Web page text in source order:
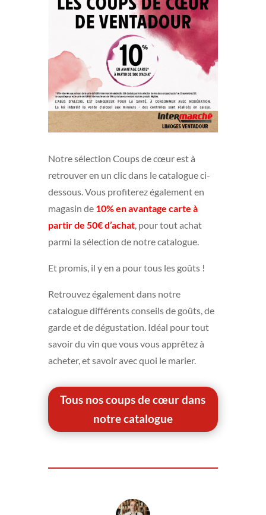
Notre sélection Coups de cœur est à
retrouver en un clic dans le catalogue ci-
dessous. Vous profiterez également en
magasin de 10% en avantage carte à
partir de 50€ d’achat, pour tout achat
parmi la sélection de notre catalogue.
Et promis, il y en a pour tous les goûts !
Retrouvez également dans notre
catalogue différents conseils de goûts, de
garde et de dégustation. Idéal pour tout
savoir du vin que vous vous apprêtez à
acheter, et savoir avec quoi le marier.
Tous nos coups de cœur dans
notre catalogue